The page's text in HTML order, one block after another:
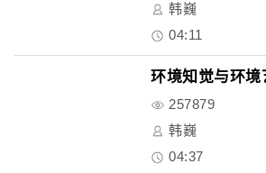
韩巍
04:11
257879
韩巍
04:37